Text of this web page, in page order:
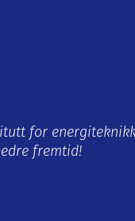
for
fremtid!